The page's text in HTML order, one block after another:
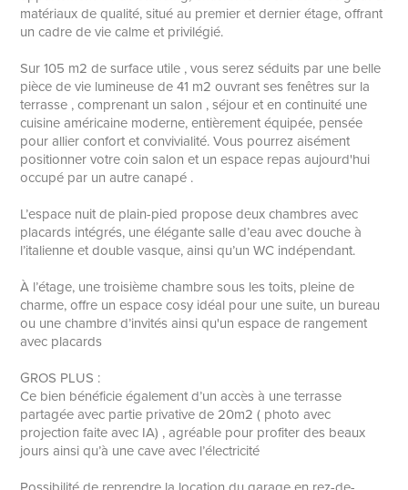
matériaux de qualité, situé au premier et dernier étage, offrant
un cadre de vie calme et privilégié.
Sur 105 m2 de surface utile , vous serez séduits par une belle
pièce de vie lumineuse de 41 m2 ouvrant ses fenêtres sur la
terrasse , comprenant un salon , séjour et en continuité une
cuisine américaine moderne, entièrement équipée, pensée
pour allier confort et convivialité. Vous pourrez aisément
positionner votre coin salon et un espace repas aujourd'hui
occupé par un autre canapé .
L’espace nuit de plain-pied propose deux chambres avec
placards intégrés, une élégante salle d’eau avec douche à
l’italienne et double vasque, ainsi qu’un WC indépendant.
À l’étage, une troisième chambre sous les toits, pleine de
charme, offre un espace cosy idéal pour une suite, un bureau
ou une chambre d’invités ainsi qu'un espace de rangement
avec placards
GROS PLUS :
Ce bien bénéficie également d’un accès à une terrasse
partagée avec partie privative de 20m2 ( photo avec
projection faite avec IA) , agréable pour profiter des beaux
jours ainsi qu’à une cave avec l’électricité